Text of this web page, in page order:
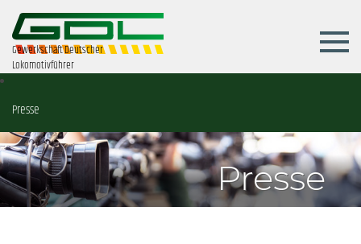
Gewerkschaft Deutscher
Lokomotivführer
Presse
Presse